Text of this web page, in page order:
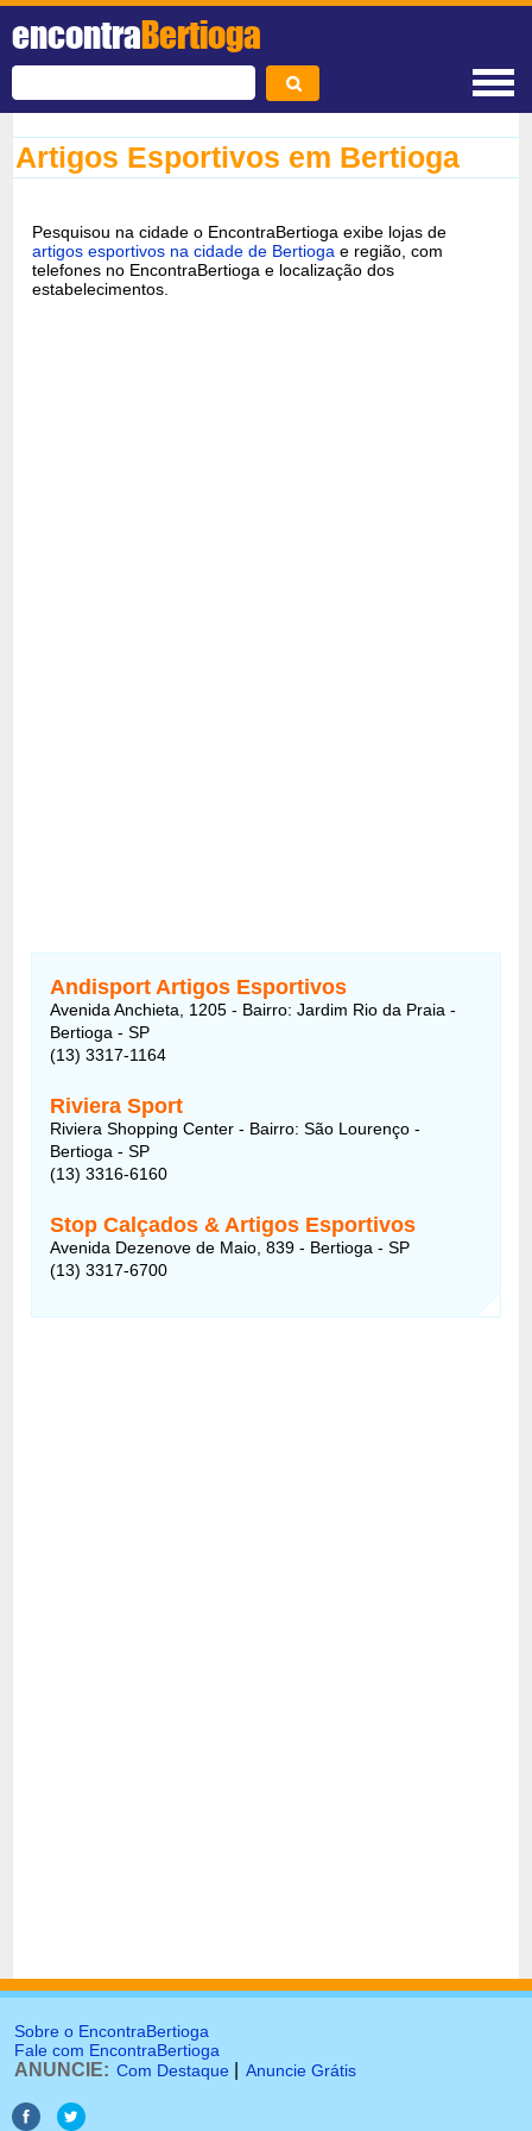
encontraBertioga
Artigos Esportivos em Bertioga
Pesquisou na cidade o EncontraBertioga exibe lojas de
artigos esportivos na cidade de Bertioga e região, com
telefones no EncontraBertioga e localização dos
estabelecimentos.
Andisport Artigos Esportivos
Avenida Anchieta, 1205 - Bairro: Jardim Rio da Praia -
Bertioga - SP
(13) 3317-1164
Riviera Sport
Riviera Shopping Center - Bairro: São Lourenço -
Bertioga - SP
(13) 3316-6160
Stop Calçados & Artigos Esportivos
Avenida Dezenove de Maio, 839 - Bertioga - SP
(13) 3317-6700
Sobre o EncontraBertioga
Fale com EncontraBertioga
ANUNCIE: Com Destaque Anuncie Grátis